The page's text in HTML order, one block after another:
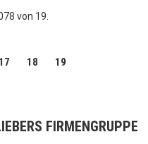
von 19.
17 18 19
FIRMENGRUPPE